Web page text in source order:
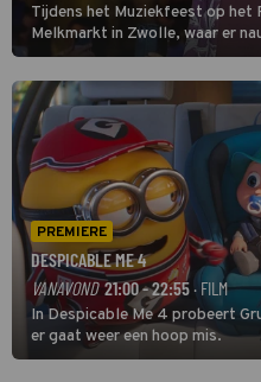
Tijdens het Muziekfeest op het
Melkmarkt in Zwolle, waar er
grootste namen zijn André
natuurlijk Rutger van
PREMIERE
DESPICABLE ME 4
VANAVOND 21:00 - 22:55 · FILM
In Despicable Me 4 probeert
er gaat weer een hoop mis.